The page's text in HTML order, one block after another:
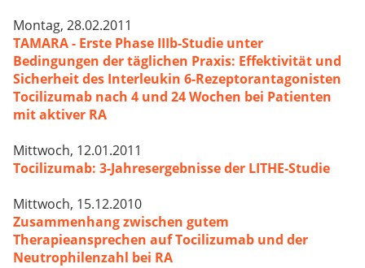
Montag, 28.02.2011
TAMARA - Erste Phase IIIb-Studie unter
Bedingungen der täglichen Praxis: Effektivität und
Sicherheit des Interleukin 6-Rezeptorantagonisten
Tocilizumab nach 4 und 24 Wochen bei Patienten
mit aktiver RA
Mittwoch, 12.01.2011
Tocilizumab: 3-Jahresergebnisse der LITHE-Studie
Mittwoch, 15.12.2010
Zusammenhang zwischen gutem
Therapieansprechen auf Tocilizumab und der
Neutrophilenzahl bei RA